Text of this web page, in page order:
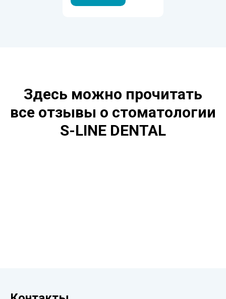
Здесь можно прочитать
все отзывы о стоматологии
S-LINE DENTAL